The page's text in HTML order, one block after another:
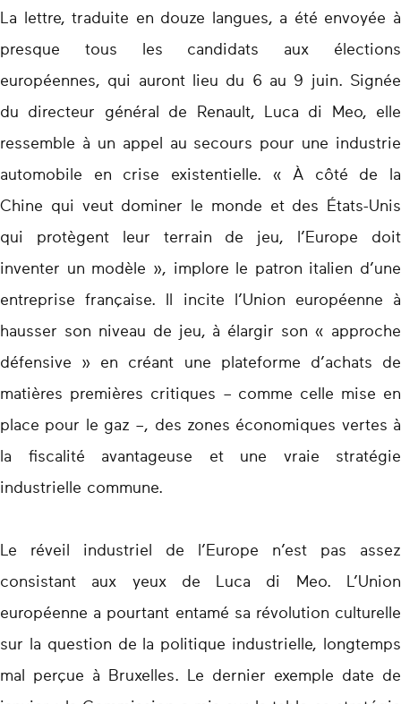
La lettre, traduite en douze langues, a été envoyée à
presque tous les candidats aux élections
européennes, qui auront lieu du 6 au 9 juin. Signée
du directeur général de Renault, Luca di Meo, elle
ressemble à un appel au secours pour une industrie
automobile en crise existentielle. « À côté de la
Chine qui veut dominer le monde et des États-Unis
qui protègent leur terrain de jeu, l’Europe doit
inventer un modèle », implore le patron italien d’une
entreprise française. Il incite l’Union européenne à
hausser son niveau de jeu, à élargir son « approche
défensive » en créant une plateforme d’achats de
matières premières critiques – comme celle mise en
place pour le gaz –, des zones économiques vertes à
la fiscalité avantageuse et une vraie stratégie
industrielle commune.
Le réveil industriel de l’Europe n’est pas assez
consistant aux yeux de Luca di Meo. L’Union
européenne a pourtant entamé sa révolution culturelle
sur la question de la politique industrielle, longtemps
mal perçue à Bruxelles. Le dernier exemple date de